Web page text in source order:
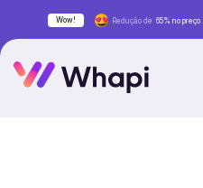
Wow! Redução de 65% no preço